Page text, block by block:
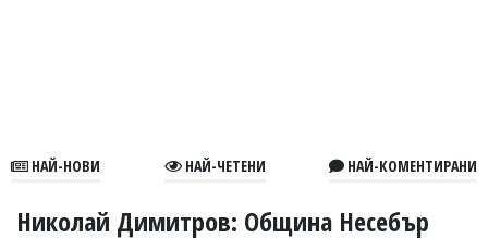
В
НАЙ-НОВИ НАЙ-ЧЕТЕНИ НАЙ-КОМЕНТИРАНИ
Николай Димитров: Община Несебър